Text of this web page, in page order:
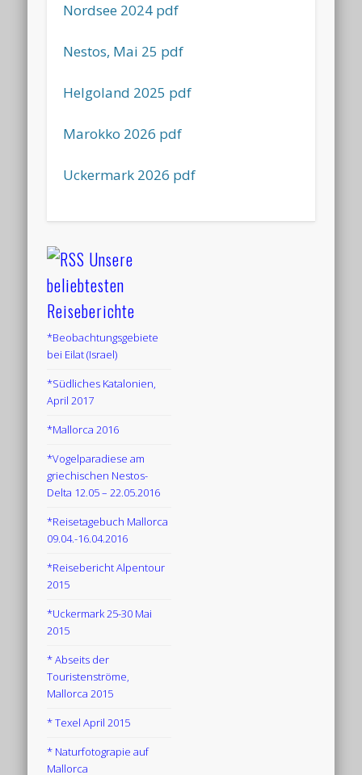
Nordsee 2024 pdf
Nestos, Mai 25 pdf
Helgoland 2025 pdf
Marokko 2026 pdf
Uckermark 2026 pdf
Unsere
beliebtesten
Reiseberichte
*Beobachtungsgebiete
bei Eilat (Israel)
*Südliches Katalonien,
April 2017
*Mallorca 2016
*Vogelparadiese am
griechischen Nestos-
Delta 12.05 – 22.05.2016
*Reisetagebuch Mallorca
09.04.-16.04.2016
*Reisebericht Alpentour
2015
*Uckermark 25-30 Mai
2015
* Abseits der
Touristenströme,
Mallorca 2015
* Texel April 2015
* Naturfotograpie auf
Mallorca